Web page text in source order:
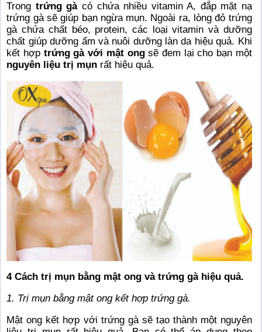
Trong trứng gàcó chứa nhiều vitamin A, đắp mặt nạ
trứng gà sẽ giúp bạn ngừa mụn. Ngoài ra, lòng đỏ trứng
gà chứa chất béo, protein, các loại vitamin và dưỡng
chất giúp dưỡng ẩm và nuôi dưỡng làn da hiệu quả. Khi
kết hợp trứng gà với mật ongsẽ đem lại cho bạn một
nguyên liệu trị mụn rất hiệu quả.
4 Cách trị mụn bằng mật ong và trứng gà hiệu quả.
1. Trị mụn bằng mật ong kết hợp trứng gà.
Mật ong kết hợp với trứng gà sẽ tạo thành một nguyên